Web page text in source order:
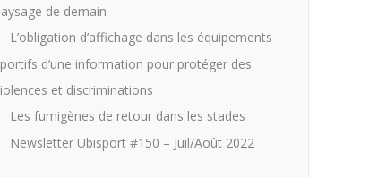
de demain
L’obligation d’affichage dans les équipements
d’une information pour protéger des
et discriminations
Les fumigènes de retour dans les stades
Newsletter Ubisport #150 – Juil/Août 2022